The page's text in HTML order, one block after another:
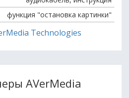
функция "остановка картинки"
Technologies
AVerMedia